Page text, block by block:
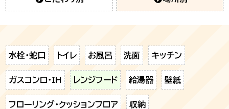
水栓・蛇口 トイレ お風呂 洗面 キッチン
ガスコンロ・IH レンジフード 給湯器 壁紙
フローリング・クッションフロア 収納